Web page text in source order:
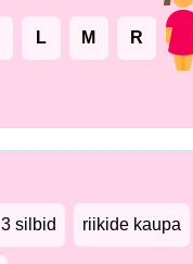
L M R
3 silbid riikide kaupa